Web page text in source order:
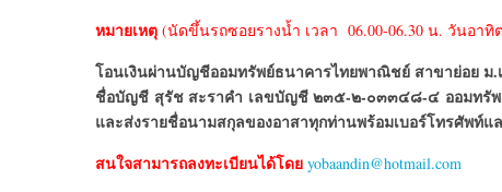
หมายเหตุ (นัดขึ้นรถซอยรางน้ำ เวลา 06.00-06.30 น. วันอา
โอนเงินผ่านบัญชีออมทรัพย์ธนาคารไทยพาณิชย์ สาขาย่อย ม.
ชื่อบัญชี สุรัช สะราคำ เลขบัญชี ๒๓๕-๒-๐๓๓๔๘-๔ ออมทรัพย์
และส่งรายชื่อนามสกุลของอาสาทุกท่านพร้อมเบอร์โทรศัพท์แ
สนใจสามารถลงทะเบียนได้โดย yobaandin@hotmail.com